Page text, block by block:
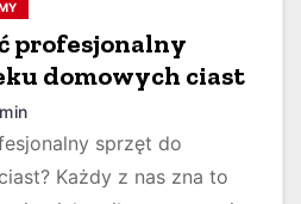
profesjonalny
domowych ciast
sprzęt do
Każdy z nas zna to